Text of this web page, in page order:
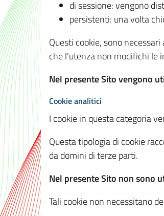
di sessione: vengono
persistenti: una volta
Questi cookie, sono
che l'utenza non modifichi le
Nel presente Sito vengono
Cookie analitici
I cookie in questa categoria
Questa tipologia di cookie
da domini di terze parti.
Nel presente Sito non sono
Tali cookie non necessitano